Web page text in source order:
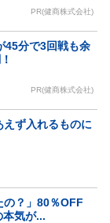
PR(健商株式会社)
45分で3回戦も余
PR(健商株式会社)
ず入れるものに
の？」80％OFF
気が...